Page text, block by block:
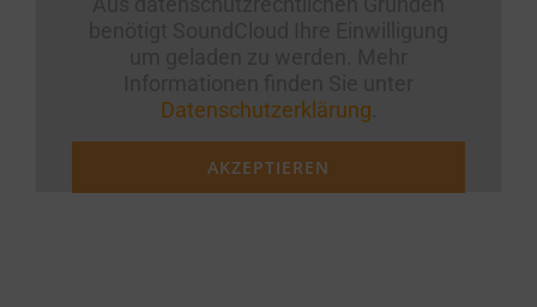
Datenschutzerklärung
AKZEPTIEREN